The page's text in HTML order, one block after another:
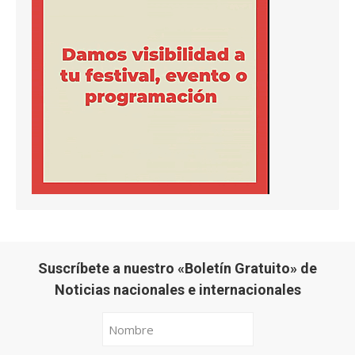
Suscríbete a nuestro «Boletín Gratuito» de
Noticias nacionales e internacionales